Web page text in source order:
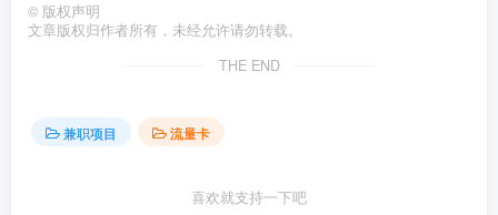
© 版权声明
文章版权归作者所有，未经允许请勿转载。
THE END
兼职项目 流量卡
喜欢就支持一下吧